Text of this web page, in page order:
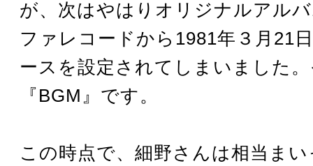
が、次はやはりオリジナルアル
ファレコードから1981年３月21
ースを設定されてしまいました
『BGM』です。
この時点で、細野さんは相当ま